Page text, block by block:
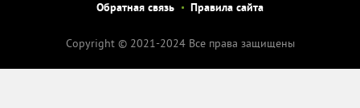
Обратная связь Правила сайта
Copyright © 2021-2024 Все права защищены